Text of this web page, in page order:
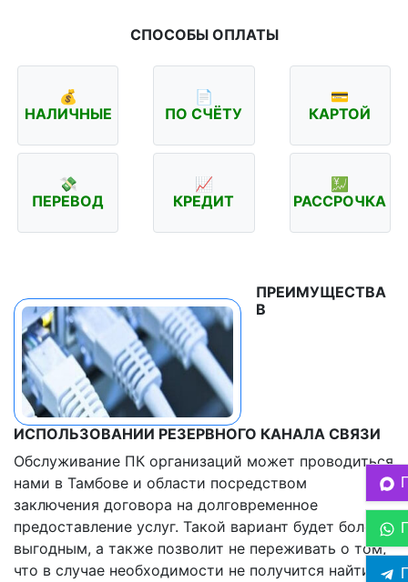
СПОСОБЫ ОПЛАТЫ
💰
НАЛИЧНЫЕ
📄
ПО СЧЁТУ
💳
КАРТОЙ
💸
ПЕРЕВОД
📈
КРЕДИТ
💹
РАССРОЧКА
ПРЕИМУЩЕСТВА
В
ИСПОЛЬЗОВАНИИ РЕЗЕРВНОГО КАНАЛА СВЯЗИ
Обслуживание ПК организаций может проводиться
нами в Тамбове и области посредством
заключения договора на долговременное
предоставление услуг. Такой вариант будет более
выгодным, а также позволит не переживать о том,
что в случае необходимости не получится найти